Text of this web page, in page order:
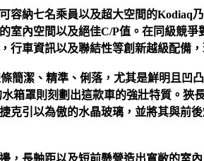
容納七名乘員以及超大空間的Kodiaq
室內空間以及絕佳C/P值。在同級競
行車資訊以及聯結性等創新越級配備
簡潔、精準、俐落，尤其是鮮明且凹
箱罩則刻劃出這款車的強壯特質。狹
克引以為傲的水晶玻璃，並將其與前
，長軸距以及短前懸營造出寬敞的室